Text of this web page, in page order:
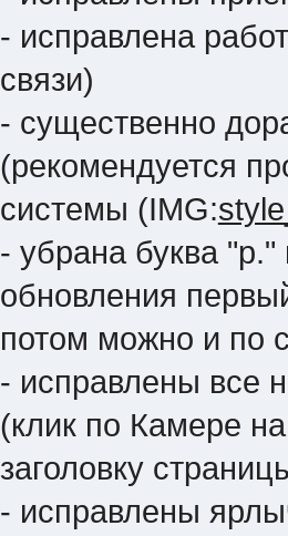
- исправлена
связи)
- существенно
(рекомендуется
системы (IMG:
- убрана буква
обновления
потом можно и по
- исправлены все
(клик по Камере
заголовку
- исправлены